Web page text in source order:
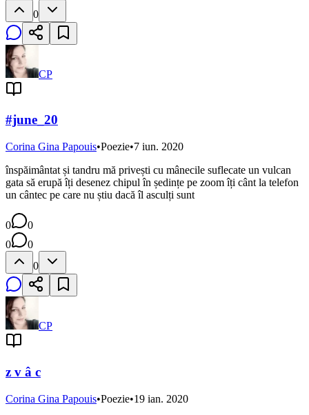
0
CP
#june_20
Corina Gina Papouis•Poezie•7 iun. 2020
înspăimântat și tandru mă privești cu mânecile suflecate un vulcan
gata să erupă îți desenez chipul în ședințe pe zoom îți cânt la telefon
un cântec pe care nu știu dacă îl asculți sunt
0
0
0
0
0
CP
z v â c
Corina Gina Papouis•Poezie•19 ian. 2020